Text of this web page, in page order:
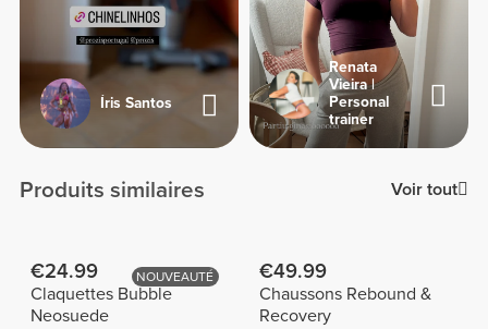
Íris Santos
Renata
Vieira |
Personal
trainer
Produits similaires Voir tout
NOUVEAUTÉ
€24.99
Claquettes Bubble
Neosuede
€49.99
Chaussons Rebound &
Recovery